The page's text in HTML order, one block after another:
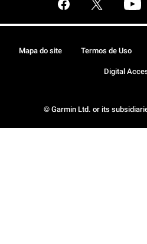
© Garmin Ltd. or its
Mapa do site Termos de Uso
Digital